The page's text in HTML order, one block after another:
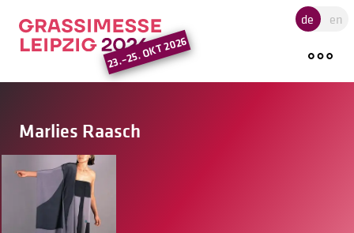
Hauptregion der Seite
23.–25. OKT 2026
de en
Marlies Raasch